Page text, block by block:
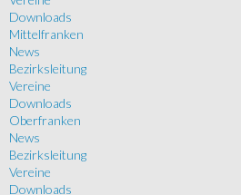
Downloads
Mittelfranken
News
Bezirksleitung
Vereine
Downloads
Oberfranken
News
Bezirksleitung
Vereine
Downloads